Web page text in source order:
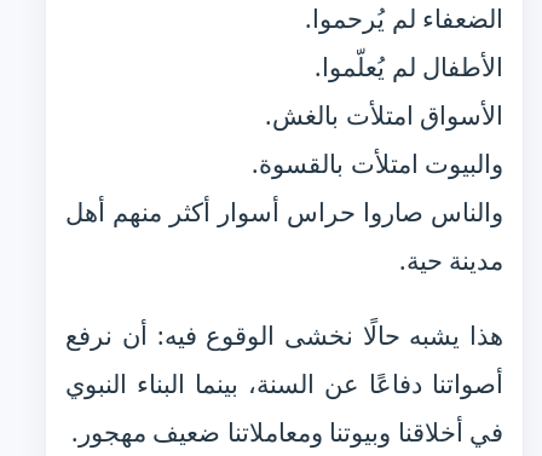
الضعفاء لم يُرحموا.
الأطفال لم يُعلّموا.
الأسواق امتلأت بالغش.
والبيوت امتلأت بالقسوة.
والناس صاروا حراس أسوار أكثر منهم أهل
مدينة حية.
هذا يشبه حالًا نخشى الوقوع فيه: أن نرفع
أصواتنا دفاعًا عن السنة، بينما البناء النبوي
في أخلاقنا وبيوتنا ومعاملاتنا ضعيف مهجور.